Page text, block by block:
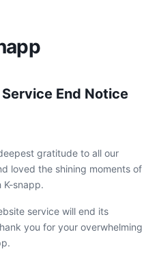
End Notice
gratitude to all our
loved the shining moments of
K-snapp.
service will end its
you for your overwhelming